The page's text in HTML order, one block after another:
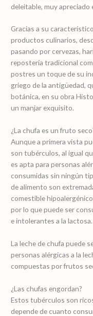
deleitable, muy
Gracias a su
productos culinarios,
pasando por cervezas,
repostería tradicional
postres un toque de su
griego de la antigüedad,
botánica, en su obra
un manjar exquisito.
¿La chufa es un fruto
Aunque a primera vista
son tubérculos, al igual
es apta para personas
consumidas sin ningún
de alimento son
comestible
por lo que puede ser
e intolerantes a la lactosa.
La leche de chufa puede
personas alérgicas a la
compuestas por frutos
¿Las chufas engordan?
Estos tubérculos son
depende de cuanto